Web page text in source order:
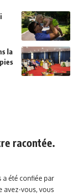
la
racontée.
a été confiée par
avez-vous, vous